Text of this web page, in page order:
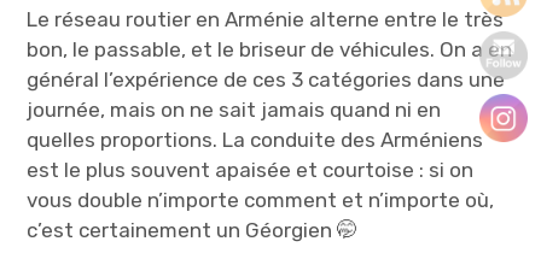
Le réseau routier en Arménie alterne entre le très
bon, le passable, et le briseur de véhicules. On a en
général l’expérience de ces 3 catégories dans une
journée, mais on ne sait jamais quand ni en
quelles proportions. La conduite des Arméniens
est le plus souvent apaisée et courtoise : si on
vous double n’importe comment et n’importe où,
c’est certainement un Géorgien 🤭